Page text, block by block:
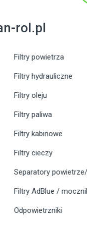
rol.pl
Filtry powietrza
Filtry hydrauliczne
Filtry oleju
Filtry paliwa
Filtry kabinowe
Filtry cieczy
Separatory
Filtry AdBlue /
Odpowietrzniki